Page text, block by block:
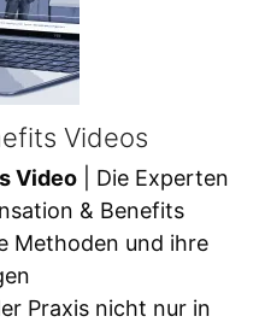
Videos
Video | Die Experten
& Benefits
Methoden und ihre
Praxis nicht nur in